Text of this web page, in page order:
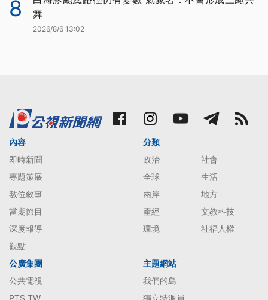
8
舞
2026/8/6 13:02
內容
即時新聞
專題策展
數位敘事
當期節目
深度報導
觀點
分類
政治
社會
全球
生活
兩岸
地方
產經
文教科技
環境
社福人權
公廣集團
公共電視
PTS TW
主題網站
我們的島
獨立特派員